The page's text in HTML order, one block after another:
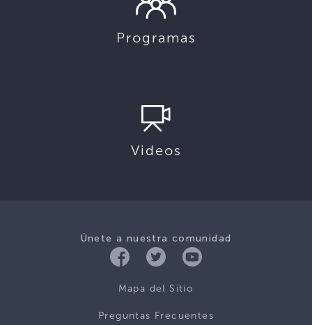
Programas
Videos
Únete a nuestra comunidad
Mapa del Sitio
Preguntas Frecuentes